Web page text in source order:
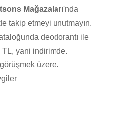
Mağazaları'nda
takip etmeyi unutmayın.
deodorantı ile
TL, yani indirimde.
üzere.